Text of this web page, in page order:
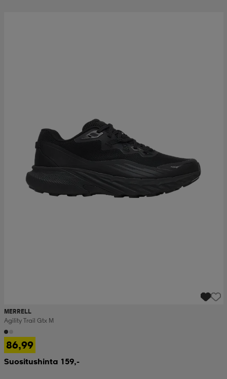
MERRELL
Agility Trail Gtx M
86,99
Suositushinta 159,-